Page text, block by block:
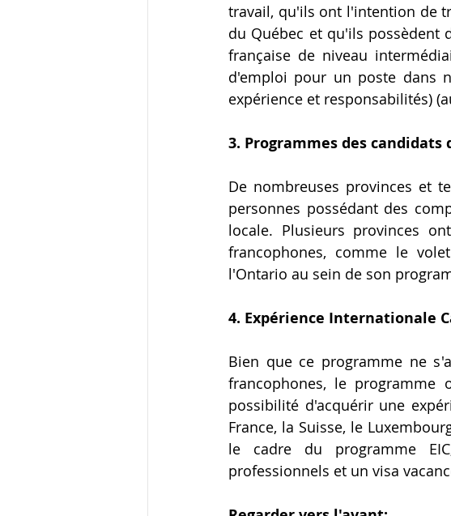
travail, qu'ils ont l'intention de
du Québec et qu'ils possèdent
française de niveau
d'emploi pour un poste dans
expérience et responsabilités)
3. Programmes des candidats
De nombreuses provinces et
personnes possédant des
locale. Plusieurs provinces
francophones, comme le
l'Ontario au sein de son
4. Expérience Internationale
Bien que ce programme ne
francophones, le programme
possibilité d'acquérir une
France, la Suisse, le
le cadre du programme
professionnels et un visa